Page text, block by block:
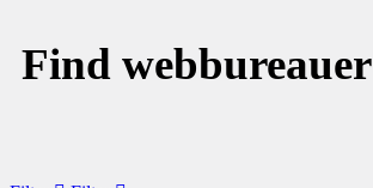
Find webbureauer